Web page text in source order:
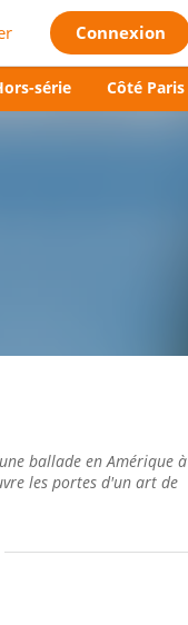
Connexion
série Côté Paris
ballade en Amérique à
les portes d'un art de